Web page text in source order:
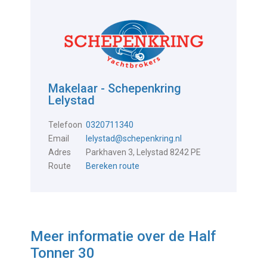
Makelaar - Schepenkring
Lelystad
Telefoon 0320711340
Email
lelystad@schepenkring.nl
Adres
Parkhaven 3, Lelystad 8242 PE
Route
Bereken route
Meer informatie over de Half
Tonner 30